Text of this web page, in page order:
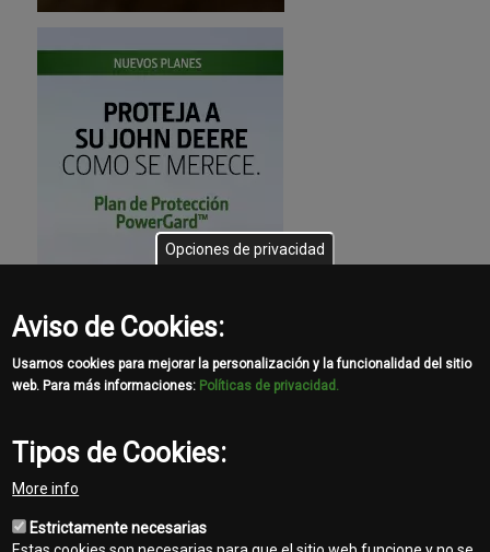
Opciones de privacidad
Aviso de Cookies:
Usamos cookies para mejorar la personalización y la funcionalidad del sitio
web. Para más informaciones: Políticas de privacidad.
Tipos de Cookies:
More info
Estrictamente necesarias